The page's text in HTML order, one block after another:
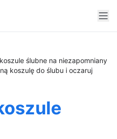
ślubne na niezapomniany
koszulę do ślubu i oczaruj